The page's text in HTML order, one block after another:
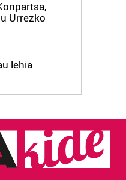
eta hirugarrenen cookie-
eta
gero, teknologia hori
diguzu.
Urrezko
lehia